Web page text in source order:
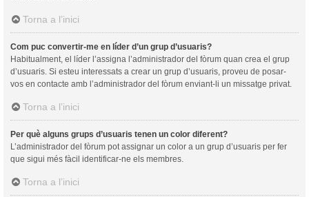
Torna a l’inici
Com puc convertir-me en líder d’un grup d’usuaris?
Habitualment, el líder l’assigna l’administrador del fòrum quan crea el grup
d’usuaris. Si esteu interessats a crear un grup d’usuaris, proveu de posar-
vos en contacte amb l’administrador del fòrum enviant-li un missatge privat.
Torna a l’inici
Per què alguns grups d’usuaris tenen un color diferent?
L’administrador del fòrum pot assignar un color a un grup d’usuaris per fer
que sigui més fàcil identificar-ne els membres.
Torna a l’inici